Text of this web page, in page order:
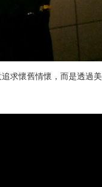
求懷舊情懷，而是透過